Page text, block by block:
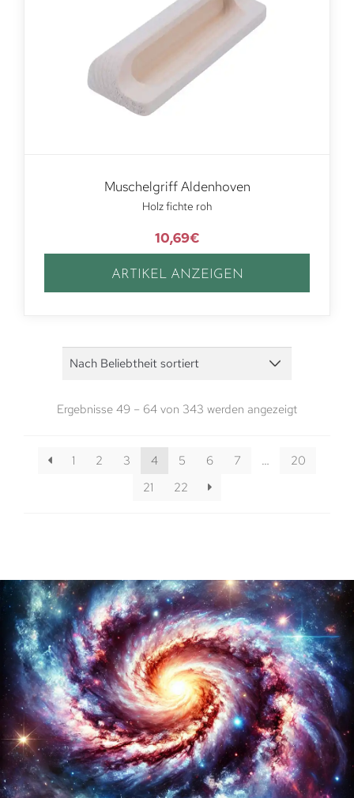
Muschelgriff Aldenhoven
Holz fichte roh
10,69€
ARTIKEL ANZEIGEN
Ergebnisse 49 – 64 von 343 werden angezeigt
1 2 3 4 5 6 7 …
20
21
22